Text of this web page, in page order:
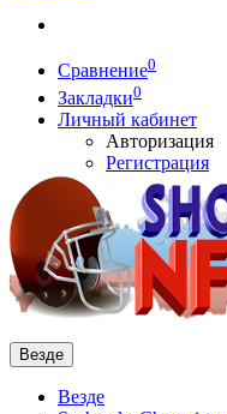
Сравнение0
Закладки0
Личный кабинет
Авторизация
Регистрация
Везде
Везде